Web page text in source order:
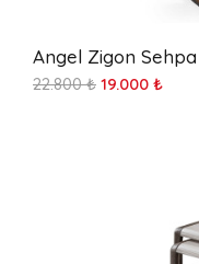
Angel Zigon Sehpa
22.800 ₺ 19.000 ₺